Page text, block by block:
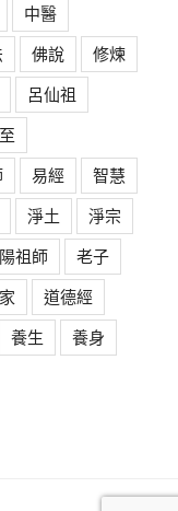
中醫
佛說
修煉
呂仙祖
易經
智慧
淨土
淨宗
祖師
老子
道德經
養生
養身